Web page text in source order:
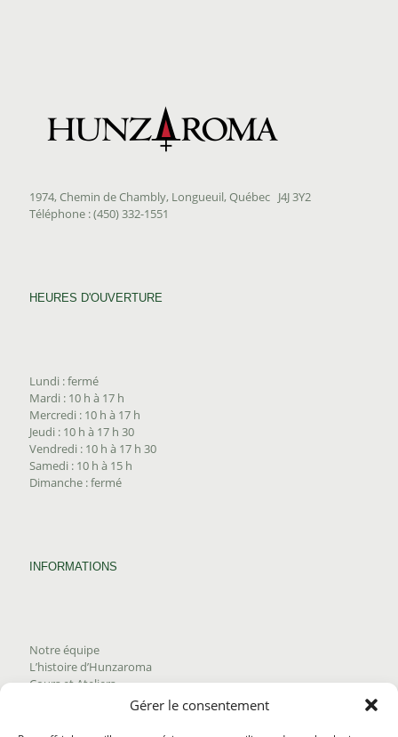
Gérer le consentement
1974, Chemin de Chambly, Longueuil, Québec J4J 3Y2
Téléphone : (450) 332-1551
HEURES D'OUVERTURE
Lundi : fermé
Mardi : 10 h à 17 h
Mercredi : 10 h à 17 h
Jeudi : 10 h à 17 h 30
Vendredi : 10 h à 17 h 30
Samedi : 10 h à 15 h
Dimanche : fermé
INFORMATIONS
Notre équipe
L’histoire d’Hunzaroma
Cours et Ateliers